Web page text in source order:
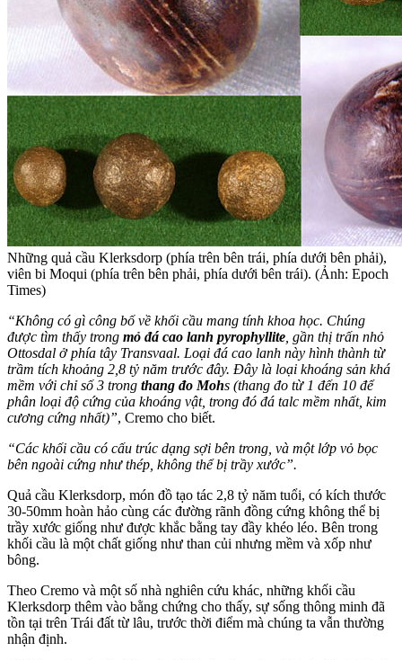
Những quả cầu Klerksdorp (phía trên bên trái, phía dưới bên phải),
viên bi Moqui (phía trên bên phải, phía dưới bên trái). (Ảnh: Epoch
Times)
“Không có gì công bố về khối cầu mang tính khoa học. Chúng
được tìm thấy trong mỏ đá cao lanh pyrophyllite , gần thị trấn nhỏ
Ottosdal ở phía tây Transvaal. Loại đá cao lanh này hình thành từ
trầm tích khoảng 2,8 tỷ năm trước đây. Đây là loại khoáng sản khá
mềm với chỉ số 3 trong thang đo Mohs (thang đo từ 1 đến 10 để
phân loại độ cứng của khoáng vật, trong đó đá talc mềm nhất, kim
cương cứng nhất)”, Cremo cho biết.
“Các khối cầu có cấu trúc dạng sợi bên trong, và một lớp vỏ bọc
bên ngoài cứng như thép, không thể bị trầy xước”.
Quả cầu Klerksdorp, món đồ tạo tác 2,8 tỷ năm tuổi, có kích thước
30-50mm hoàn hảo cùng các đường rãnh đồng cứng không thể bị
trầy xước giống như được khắc bằng tay đầy khéo léo. Bên trong
khối cầu là một chất giống như than củi nhưng mềm và xốp như
bông.
Theo Cremo và một số nhà nghiên cứu khác, những khối cầu
Klerksdorp thêm vào bằng chứng cho thấy, sự sống thông minh đã
tồn tại trên Trái đất từ lâu, trước thời điểm mà chúng ta vẫn thường
nhận định.